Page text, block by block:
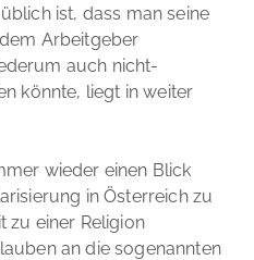
ist, dass man seine
Arbeitgeber
auch nicht-
könnte, liegt in weiter
wieder einen Blick
in Österreich zu
zu einer Religion
an die sogenannten